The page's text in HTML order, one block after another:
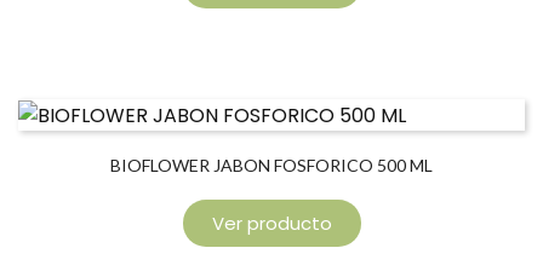
BIOFLOWER JABON FOSFORICO 500 ML
Ver producto